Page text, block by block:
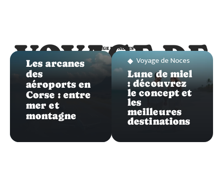
VOYAGE DE
NOCES
VOYAGE DE NOCES
Noces
Les arcanes
des
aéroports en
Corse : entre
mer et
montagne
Voyage de Noces
Lune de miel
: découvrez
le concept et
les
meilleures
destinations